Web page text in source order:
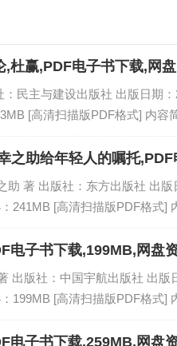
,杜赢,PDF电子书下载,网
民主与建设出版社 出版日期
[高清扫描版PDF格式] 内容
之助给年轻人的嘱托
助 著 出版社：东方出版社 出
241MB [高清扫描版PDF格式]
电子书下载,199MB,网盘
出版社：中国宇航出版社 出
199MB [高清扫描版PDF格式]
电子书下载,259MB,网盘